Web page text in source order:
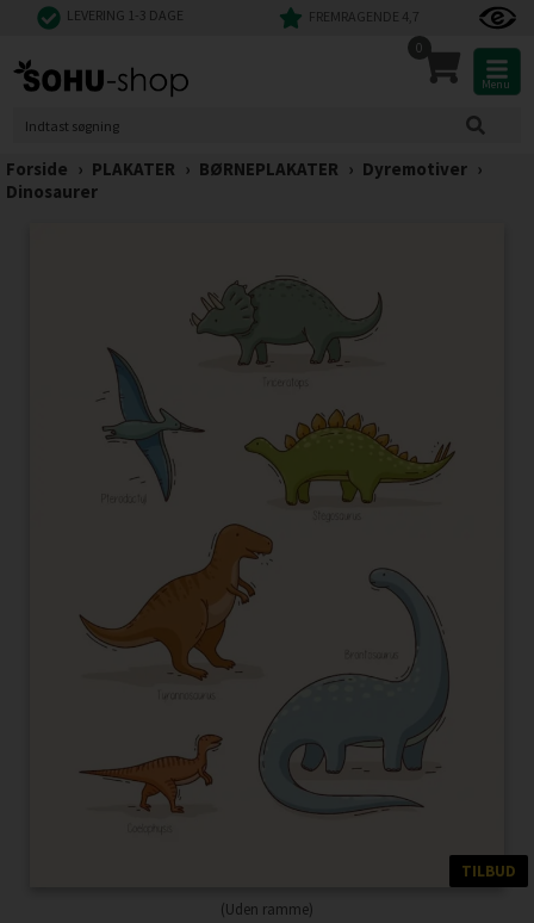
LEVERING 1-3 DAGE FREMRAGENDE 4,7
0
Menu
Forside › PLAKATER › BØRNEPLAKATER › Dyremotiver ›
Dinosaurer
TILBUD
(Uden ramme)